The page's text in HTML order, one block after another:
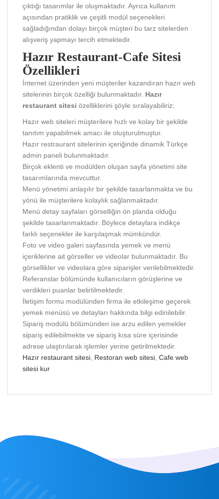
çıktığı tasarımlar ile oluşmaktadır. Ayrıca kullanım
açısından pratiklik ve çeşitli modül seçenekleri
sağladığından dolayı birçok müşteri bu tarz sitelerden
alışveriş yapmayı tercih etmektedir.
Hazır Restaurant-Cafe Sitesi
Özellikleri
İnternet üzerinden yeni müşteriler kazandıran hazır web
sitelerinin birçok özelliği bulunmaktadır. Hazır
restaurant sitesi özelliklerini şöyle sıralayabiliriz;
Hazır web siteleri müşterilere hızlı ve kolay bir şekilde
tanıtım yapabilmek amacı ile oluşturulmuştur.
Hazır restraurant sitelerinin içeriğinde dinamik Türkçe
admin paneli bulunmaktadır.
Birçok eklenti ve modülden oluşan sayfa yönetimi site
tasarımlarında mevcuttur.
Menü yönetimi anlaşılır bir şekilde tasarlanmakta ve bu
yönü ile müşterilere kolaylık sağlanmaktadır.
Menü detay sayfaları görselliğin ön planda olduğu
şekilde tasarlanmaktadır. Böylece detaylara indikçe
farklı seçenekler ile karşılaşmak mümkündür.
Foto ve video galeri sayfasında yemek ve menü
içeriklerine ait görseller ve videolar bulunmaktadır. Bu
görsellikler ve videolara göre siparişler verilebilmektedir.
Referanslar bölümünde kullanıcıların görüşlerine ve
verdikleri puanlar belirtilmektedir.
İletişim formu modülünden firma ile etkileşime geçerek
yemek menüsü ve detayları hakkında bilgi edinilebilir.
Sipariş modülü bölümünden ise arzu edilen yemekler
sipariş edilebilmekte ve sipariş kısa süre içerisinde
adrese ulaştırılarak işlemler yerine getirilmektedir.
Hazır restaurant sitesi, Restoran web sitesi, Cafe web
sitesi kur